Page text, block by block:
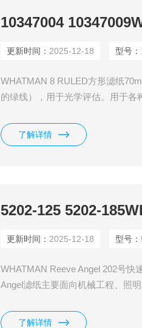
更新时间： 2025-12-18 型号：
WHATMAN 8 RULED方形滤纸
的绿线），用于光学评估。用于各
了解详情
更新时间： 2025-12-18 型号：
WHATMAN Reeve Angel 202号快
Angel滤纸主要面向机械工程、照
的快速过滤。
了解详情